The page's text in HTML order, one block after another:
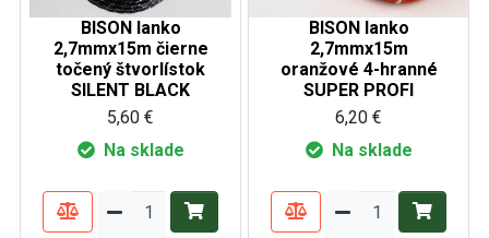
BISON lanko
2,7mmx15m čierne
točený štvorlístok
SILENT BLACK
5,60 €
Na sklade
BISON lanko
2,7mmx15m
oranžové 4-hranné
SUPER PROFI
6,20 €
Na sklade